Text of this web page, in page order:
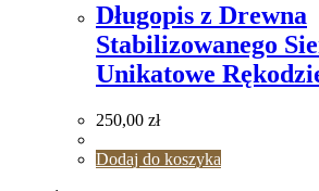
Długopis z Drewna
Stabilizowanego
Unikatowe
250,00 zł
Dodaj do koszyka